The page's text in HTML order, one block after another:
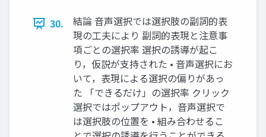
30.
結論 ⾳声選択では選択肢の副詞的表
現の⼯夫により 副詞的表現と注意事
項ごとの選択率 選択の誘導が起こ
り，仮説が⽀持された • ⾳声選択にお
いて，表現による選択の偏りがあっ
た 「できるだけ」の選択率 クリック
選択ではポップアウト，⾳声選択で
は選択肢の位置を • 組み合わせるこ